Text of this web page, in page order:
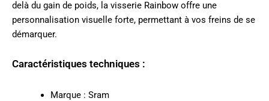
delà du gain de poids, la visserie Rainbow offre une
personnalisation visuelle forte, permettant à vos freins de se
démarquer.
Caractéristiques techniques :
Marque : Sram